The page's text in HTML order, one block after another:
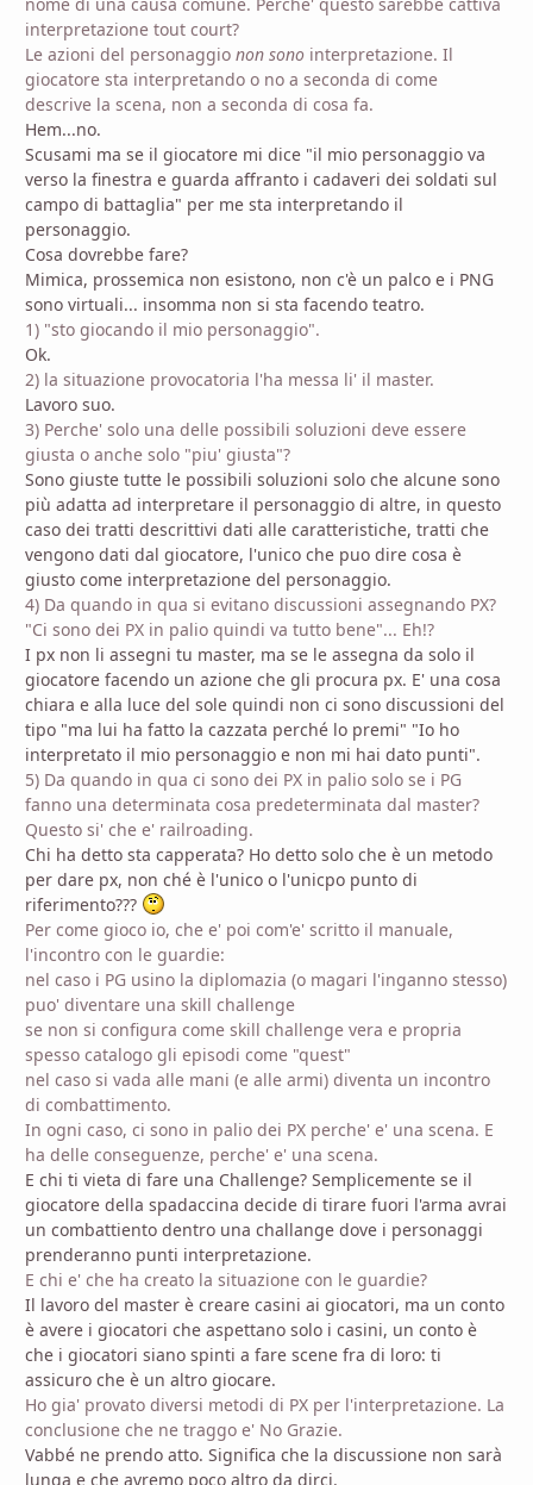
interpretazione tout court?
Le azioni del personaggio non sono interpretazione. Il
giocatore sta interpretando o no a seconda di come
descrive la scena, non a seconda di cosa fa.
Hem...no.
Scusami ma se il giocatore mi dice "il mio personaggio va
verso la finestra e guarda affranto i cadaveri dei soldati sul
campo di battaglia" per me sta interpretando il
personaggio.
Cosa dovrebbe fare?
Mimica, prossemica non esistono, non c'è un palco e i PNG
sono virtuali... insomma non si sta facendo teatro.
1) "sto giocando il mio personaggio".
Ok.
2) la situazione provocatoria l'ha messa li' il master.
Lavoro suo.
3) Perche' solo una delle possibili soluzioni deve essere
giusta o anche solo "piu' giusta"?
Sono giuste tutte le possibili soluzioni solo che alcune sono
più adatta ad interpretare il personaggio di altre, in questo
caso dei tratti descrittivi dati alle caratteristiche, tratti che
vengono dati dal giocatore, l'unico che puo dire cosa è
giusto come interpretazione del personaggio.
4) Da quando in qua si evitano discussioni assegnando PX?
"Ci sono dei PX in palio quindi va tutto bene"... Eh!?
I px non li assegni tu master, ma se le assegna da solo il
giocatore facendo un azione che gli procura px. E' una cosa
chiara e alla luce del sole quindi non ci sono discussioni del
tipo "ma lui ha fatto la cazzata perché lo premi" "Io ho
interpretato il mio personaggio e non mi hai dato punti".
5) Da quando in qua ci sono dei PX in palio solo se i PG
fanno una determinata cosa predeterminata dal master?
Questo si' che e' railroading.
Chi ha detto sta capperata? Ho detto solo che è un metodo
per dare px, non ché è l'unico o l'unicpo punto di
riferimento???
Per come gioco io, che e' poi com'e' scritto il manuale,
l'incontro con le guardie:
nel caso i PG usino la diplomazia (o magari l'inganno stesso)
puo' diventare una skill challenge
se non si configura come skill challenge vera e propria
spesso catalogo gli episodi come "quest"
nel caso si vada alle mani (e alle armi) diventa un incontro
di combattimento.
In ogni caso, ci sono in palio dei PX perche' e' una scena. E
ha delle conseguenze, perche' e' una scena.
E chi ti vieta di fare una Challenge? Semplicemente se il
giocatore della spadaccina decide di tirare fuori l'arma avrai
un combattiento dentro una challange dove i personaggi
prenderanno punti interpretazione.
E chi e' che ha creato la situazione con le guardie?
Il lavoro del master è creare casini ai giocatori, ma un conto
è avere i giocatori che aspettano solo i casini, un conto è
che i giocatori siano spinti a fare scene fra di loro: ti
assicuro che è un altro giocare.
Ho gia' provato diversi metodi di PX per l'interpretazione. La
conclusione che ne traggo e' No Grazie.
Vabbé ne prendo atto. Significa che la discussione non sarà
lunga e che avremo poco altro da dirci.